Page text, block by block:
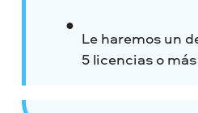
Le haremos un
5 licencias o más